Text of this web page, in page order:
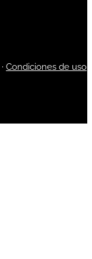
· Condiciones de uso